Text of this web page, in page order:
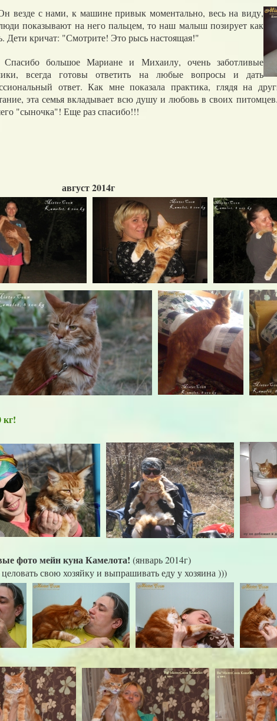
везде с нами, к машине привык моментально, весь на виду,
показывают на него пальцем, то наш малыш позирует как
Дети кричат: "Смотрите! Это рысь настоящая!"
большое Мариане и Михаилу, очень заботливые
всегда готовы ответить на любые вопросы и дать
ответ. Как мне показала практика, глядя на
эта семья вкладывает всю душу и любовь в своих
"сыночка"! Еще раз спасибо!!!
август 2014г
кг!
фото мейн куна Камелота! (январь 2014г)
свою хозяйку и выпрашивать еду у хозяина )))